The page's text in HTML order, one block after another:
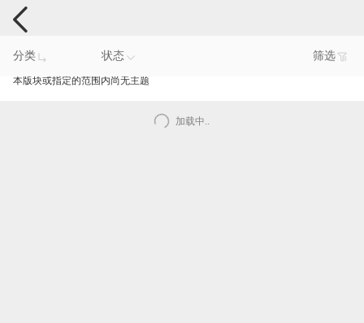
电脑反馈
分类 状态 筛选
本版块或指定的范围内尚无主题
加载中..